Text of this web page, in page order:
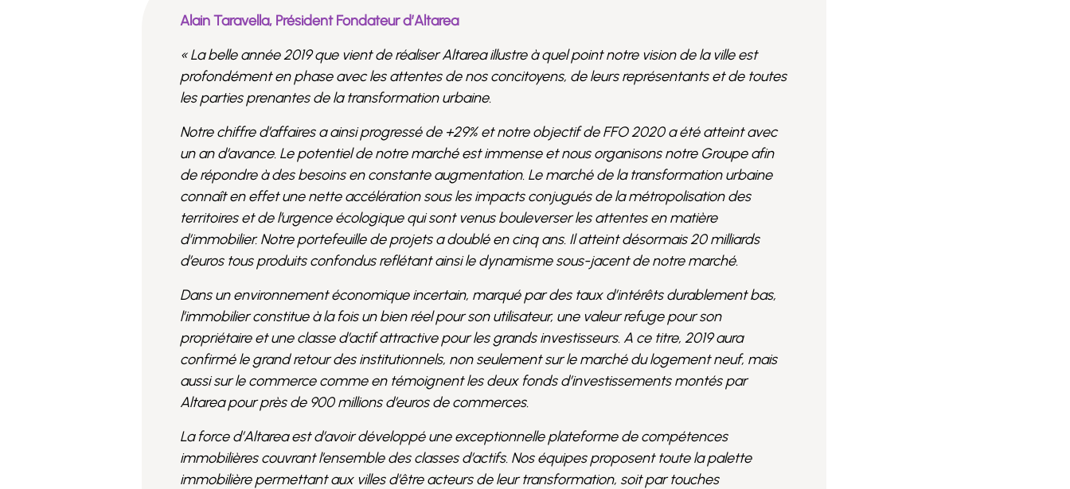
Alain Taravella, Président Fondateur d’Altarea
« La belle année 2019 que vient de réaliser Altarea illustre à quel point notre vision de la ville est
profondément en phase avec les attentes de nos concitoyens, de leurs représentants et de toutes
les parties prenantes de la transformation urbaine.
Notre chiffre d’affaires a ainsi progressé de +29% et notre objectif de FFO 2020 a été atteint avec
un an d’avance. Le potentiel de notre marché est immense et nous organisons notre Groupe afin
de répondre à des besoins en constante augmentation. Le marché de la transformation urbaine
connaît en effet une nette accélération sous les impacts conjugués de la métropolisation des
territoires et de l’urgence écologique qui sont venus bouleverser les attentes en matière
d’immobilier. Notre portefeuille de projets a doublé en cinq ans. Il atteint désormais 20 milliards
d’euros tous produits confondus reflétant ainsi le dynamisme sous-jacent de notre marché.
Dans un environnement économique incertain, marqué par des taux d’intérêts durablement bas,
l’immobilier constitue à la fois un bien réel pour son utilisateur, une valeur refuge pour son
propriétaire et une classe d’actif attractive pour les grands investisseurs. A ce titre, 2019 aura
confirmé le grand retour des institutionnels, non seulement sur le marché du logement neuf, mais
aussi sur le commerce comme en témoignent les deux fonds d’investissements montés par
Altarea pour près de 900 millions d’euros de commerces.
La force d’Altarea est d’avoir développé une exceptionnelle plateforme de compétences
immobilières couvrant l’ensemble des classes d’actifs. Nos équipes proposent toute la palette
immobilière permettant aux villes d’être acteurs de leur transformation, soit par touches